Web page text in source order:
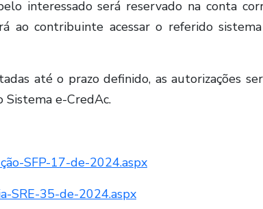
interessado será reservado na conta
ao contribuinte acessar o referido
até o prazo definido, as autorizações
e-CredAc.​
SFP-17-de-2024.aspx
SRE-35-de-2024.aspx